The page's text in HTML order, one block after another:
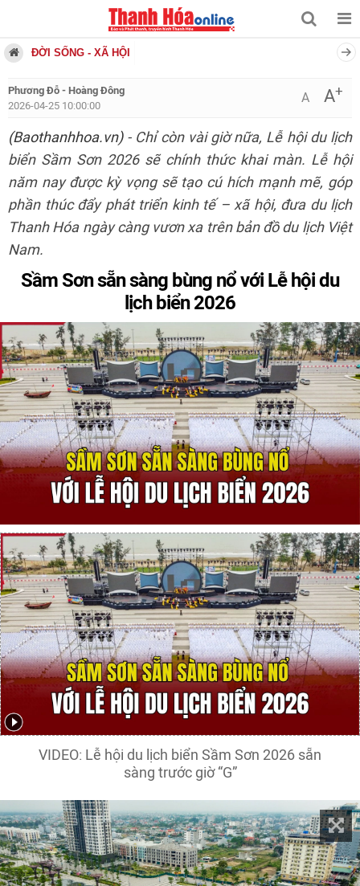
ĐỜI SỐNG - XÃ HỘI
Phương Đỗ - Hoàng Đông
2026-04-25 10:00:00
A A+
(Baothanhhoa.vn)- Chỉ còn vài giờ nữa, Lễ hội du lịch
biển Sầm Sơn 2026 sẽ chính thức khai màn. Lễ hội
năm nay được kỳ vọng sẽ tạo cú hích mạnh mẽ, góp
phần thúc đẩy phát triển kinh tế – xã hội, đưa du lịch
Thanh Hóa ngày càng vươn xa trên bản đồ du lịch Việt
Nam.
Sầm Sơn sẵn sàng bùng nổ với Lễ hội du
lịch biển 2026
VIDEO: Lễ hội du lịch biển Sầm Sơn 2026 sẵn
sàng trước giờ “G”